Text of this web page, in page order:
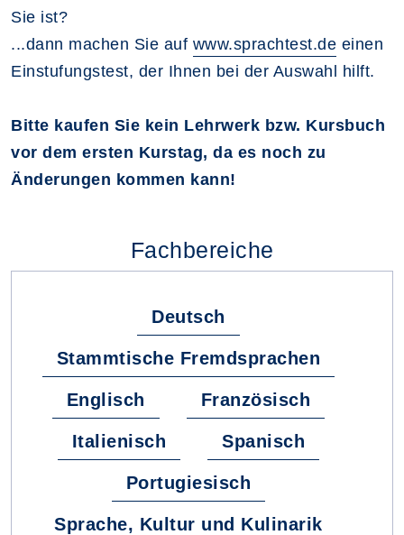
Sie ist?
...dann machen Sie auf www.sprachtest.de einen
Einstufungstest, der Ihnen bei der Auswahl hilft.
Bitte kaufen Sie kein Lehrwerk bzw. Kursbuch
vor dem ersten Kurstag, da es noch zu
Änderungen kommen kann!
Fachbereiche
Deutsch
Stammtische Fremdsprachen
Englisch Französisch
Italienisch Spanisch
Portugiesisch
Sprache, Kultur und Kulinarik